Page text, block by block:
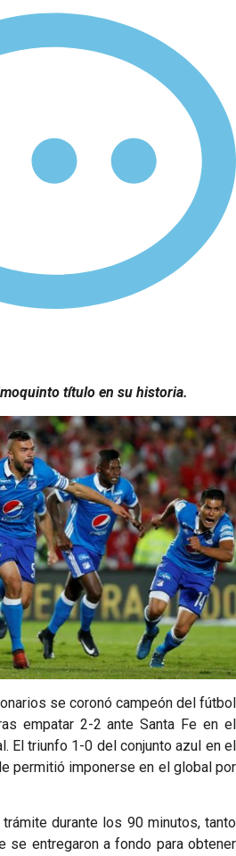
título en su historia.
se coronó campeón del fútbol
empatar 2-2 ante Santa Fe en el
El triunfo 1-0 del conjunto azul en el
permitió imponerse en el global por
durante los 90 minutos, tanto
se entregaron a fondo para obtener